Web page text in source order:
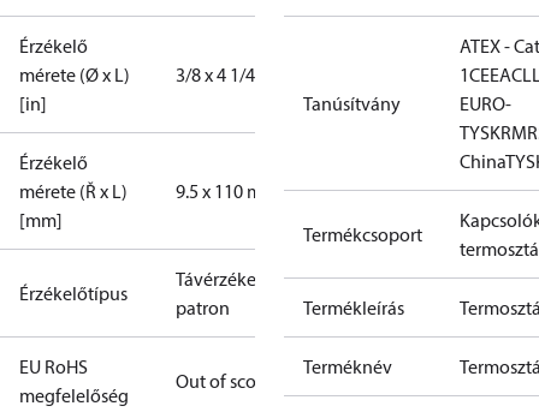
Érzékelő
mérete (Ø x L)
[in]
3/8 x 4 1/4 in
Érzékelő
mérete (Ř x L)
[mm]
9.5 x 110 mm
Érzékelőtípus
Távérzékelő
patron
EU RoHS
megfelelőség
Out of scope
Tanúsítvány
ATEX -
1CEEAC
EURO-
TYSK
China
Termékcsoport
Termékleírás
Terméknév